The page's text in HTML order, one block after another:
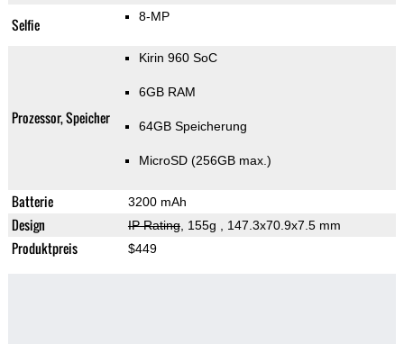
Selfie 8-MP
Prozessor, Speicher
Kirin 960 SoC
6GB RAM
64GB Speicherung
MicroSD (256GB max.)
Batterie 3200 mAh
Design IP Rating, 155g , 147.3x70.9x7.5 mm
Produktpreis $449